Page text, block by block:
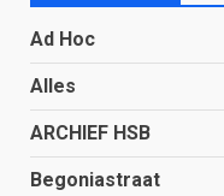
Ad Hoc
Alles
ARCHIEF HSB
Begoniastraat